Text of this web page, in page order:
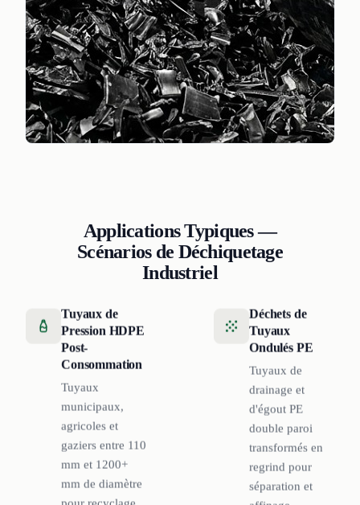
Applications Typiques —
Scénarios de Déchiquetage
Industriel
Tuyaux de
Pression HDPE
Post-
Consommation
Tuyaux
municipaux,
agricoles et
gaziers entre 110
mm et 1200+
mm de diamètre
Déchets de
Tuyaux
Ondulés PE
Tuyaux de
drainage et
d'égout PE
double paroi
transformés en
regrind pour
séparation et